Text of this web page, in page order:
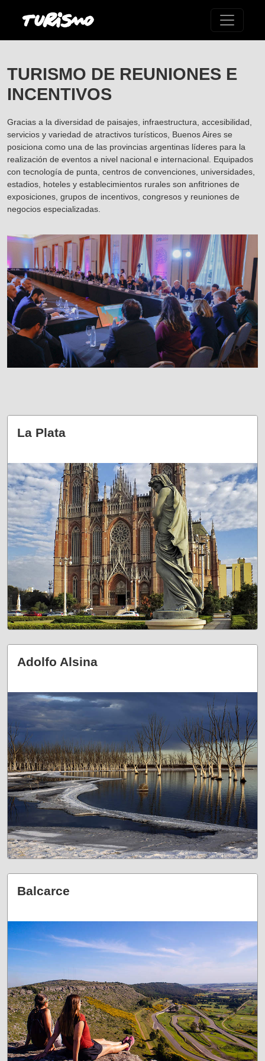
TURISMO DE REUNIONES E
INCENTIVOS
Gracias a la diversidad de paisajes, infraestructura, accesibilidad,
servicios y variedad de atractivos turísticos, Buenos Aires se
posiciona como una de las provincias argentinas líderes para la
realización de eventos a nivel nacional e internacional. Equipados
con tecnología de punta, centros de convenciones, universidades,
estadios, hoteles y establecimientos rurales son anfitriones de
exposiciones, grupos de incentivos, congresos y reuniones de
negocios especializadas.
La Plata
Adolfo Alsina
Balcarce